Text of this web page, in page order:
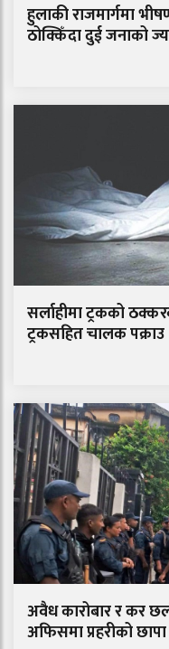
हुलाकी राजमार्गमा
ठोक्किँदा दुई जनाको
सर्लाहीमा ट्रकको
ट्रकसहित चालक पक्राउ
अवैध कारोबार र कर
अफिसमा प्रहरीको छापा